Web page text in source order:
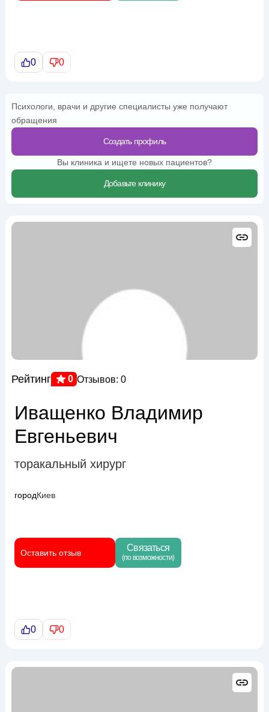
0 0
Психологи, врачи и другие специалисты уже получают
обращения
Создать профиль
Вы клиника и ищете новых пациентов?
Добавьте клинику
Рейтинг 0 Отзывов: 0
Иващенко Владимир
Евгеньевич
торакальный хирург
городКиев
Оставить отзыв Связаться
(по возможности)
0 0